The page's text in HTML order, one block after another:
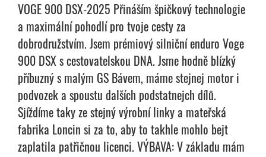
VOGE 900 DSX-2025 Přináším špičkový technologie
a maximální pohodlí pro tvoje cesty za
dobrodružstvím. Jsem prémiový silniční enduro Voge
900 DSX s cestovatelskou­ DNA. Jsme hodně blízký
příbuzný s malým GS Bávem, máme stejnej motor i
podvozek a spoustu dalších podstatnejch dílů.
Sjíždíme taky ze stejný výrobní linky a mateřská
fabrika Loncin si za to, aby to takhle mohlo bejt
zaplatila patřičnou licenci. VÝBAVA: V základu mám